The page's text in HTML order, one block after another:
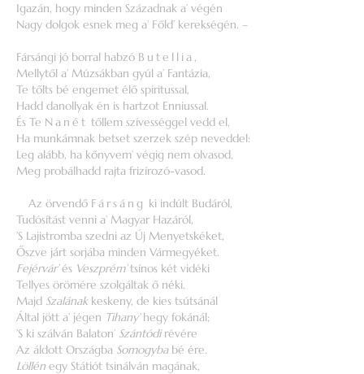
Igazán, hogy minden Századnak a’ végén
Nagy dolgok esnek meg a’ Főld’ kerekségén. –
Fársángi jó borral habzó Butellia ,
Mellytől a’ Múzsákban gyúl a’ Fantázia,
Te tőlts bé engemet élő spiritussal,
Hadd danollyak én is hartzot Enniussal.
És Te Nanét tőllem szívességgel vedd el,
Ha munkámnak betset szerzek szép neveddel:
Leg alább, ha kőnyvem’ végig nem olvasod,
Meg probálhadd rajta frizírozó-vasod.
Az örvendő Fársáng ki indúlt Budáról,
Tudósítást venni a’ Magyar Hazáról,
’S Lajistromba szedni az Új Menyetskéket,
Őszve járt sorjába minden Vármegyéket.
Fejérvár’és Veszprém’tsínos két vidéki
Tellyes örömére szolgáltak ő néki.
Majd Szalánakkeskeny, de kies tsútsánál
Által jött a’ jégen Tihany’hegy fokánál;
’S ki szálván Balaton’ Szántódirévére
Az áldott Országba Somogybabé ére.
Löllén egy Státiót tsinálván magának,